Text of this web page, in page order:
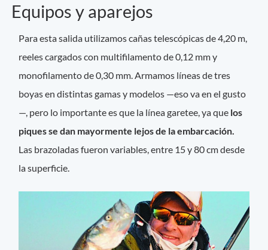
Equipos y aparejos
Para esta salida utilizamos cañas telescópicas de 4,20 m,
reeles cargados con multifilamento de 0,12 mm y
monofilamento de 0,30 mm. Armamos líneas de tres
boyas en distintas gamas y modelos —eso va en el gusto
—, pero lo importante es que la línea garetee, ya que los
piques se dan mayormente lejos de la embarcación.
Las brazoladas fueron variables, entre 15 y 80 cm desde
la superficie.